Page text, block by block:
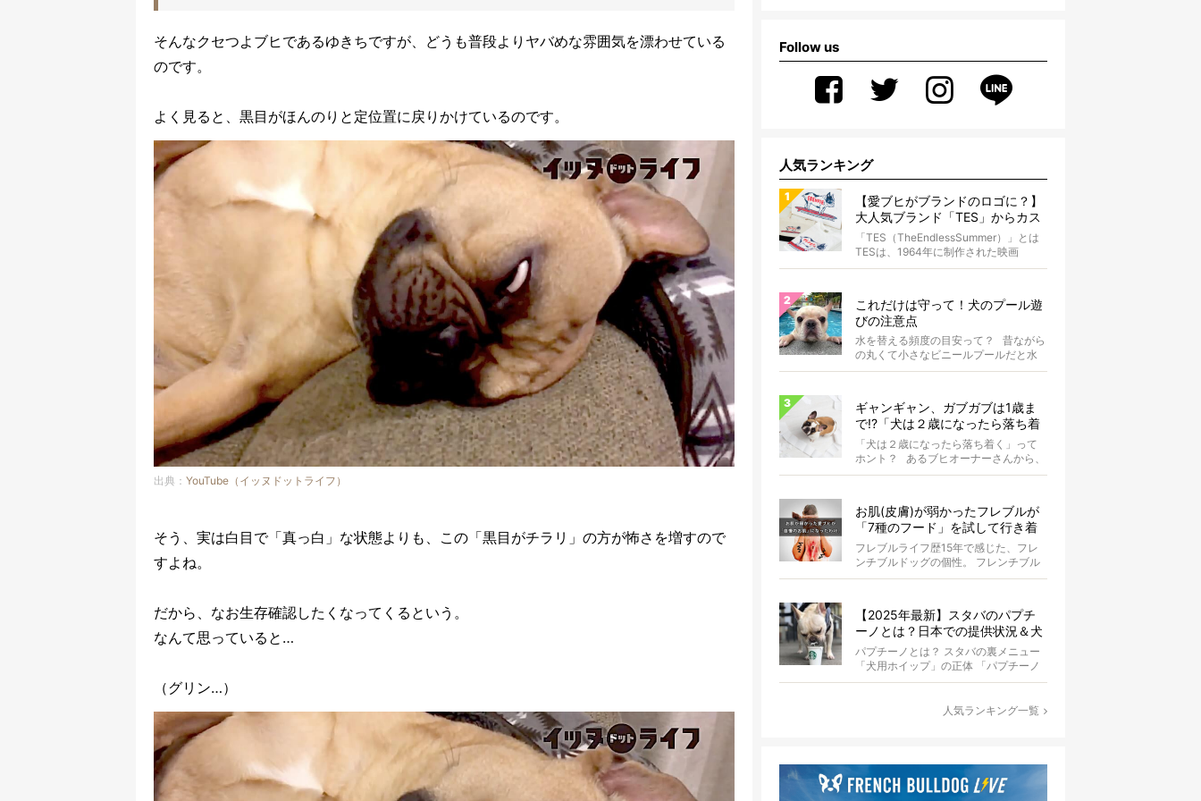
そんなクセつよブヒであるゆきちですが、どうも普段よりヤバめな雰囲気を漂わせている
のです。
よく見ると、黒目がほんのりと定位置に戻りかけているのです。
出典： YouTube（イッヌドットライフ）
そう、実は白目で「真っ白」な状態よりも、この「黒目がチラリ」の方が怖さを増すので
すよね。
だから、なお生存確認したくなってくるという。
なんて思っていると…
（グリン…）
Follow us
人気ランキング
【愛ブヒがブランドのロゴに？】
大人気ブランド「TES」からカス
タムオーダーが誕生！
「TES（TheEndlessSummer）」とは
TESは、1964年に制作された映画
『The...
これだけは守って！犬のプール遊
びの注意点
水を替える頻度の目安って？ 昔ながら
の丸くて小さなビニールプールだと水
替えもさほど手間ではないけ...
ギャンギャン、ガブガブは1歳ま
で!?「犬は２歳になったら落ち着
く」という都市伝説は本当？
「犬は２歳になったら落ち着く」って
ホント？ あるブヒオーナーさんから、
こんな質問がありました。...
お肌(皮膚)が弱かったフレブルが
「7種のフード」を試して行き着
いた「病院知らず」の実体験
フレブルライフ歴15年で感じた、フレ
ンチブルドッグの個性。 フレンチブル
ドッグと暮らしはじめて15年になる筆
【2025年最新】スタバのパプチ
ーノとは？日本での提供状況＆犬
同伴OK店舗一覧も紹介！
パプチーノとは？ スタバの裏メニュー
「犬用ホイップ」の正体 「パプチーノ
（Puppuccino）」とは、紙コッ...
人気ランキング一覧